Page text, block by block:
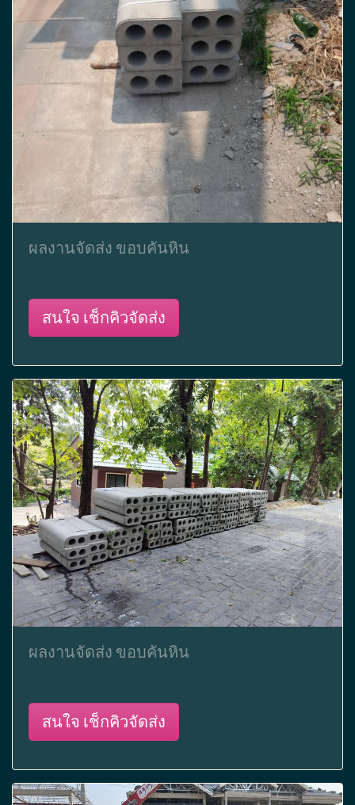
ผลงานจัดส่ง ขอบคันหิน
สนใจ เช็กคิวจัดส่ง
ผลงานจัดส่ง ขอบคันหิน
สนใจ เช็กคิวจัดส่ง